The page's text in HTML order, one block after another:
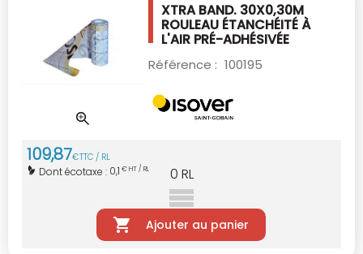
XTRA BAND. 30X0,30M
ROULEAU ÉTANCHÉITÉ À
L'AIR PRÉ-ADHÉSIVÉE
Référence : 100195
109,87€TTC / RL
Dont écotaxe : 0,1 € HT / RL 0 RL
Ajouter au panier